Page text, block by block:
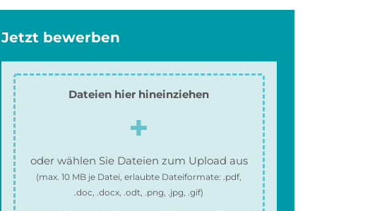
Jetzt bewerben
Dateien hier hineinziehen
oder wählen Sie Dateien zum Upload aus
(max.10 MB je Datei, erlaubte Dateiformate:.pdf,
.doc, .docx, .odt, .png, .jpg, .gif)